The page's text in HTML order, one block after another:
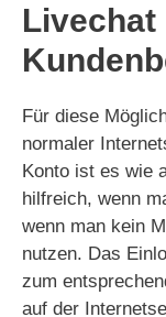
Livechat
Für diese
normaler
Konto ist es wie
hilfreich, wenn
wenn man kein
nutzen. Das
zum
auf der